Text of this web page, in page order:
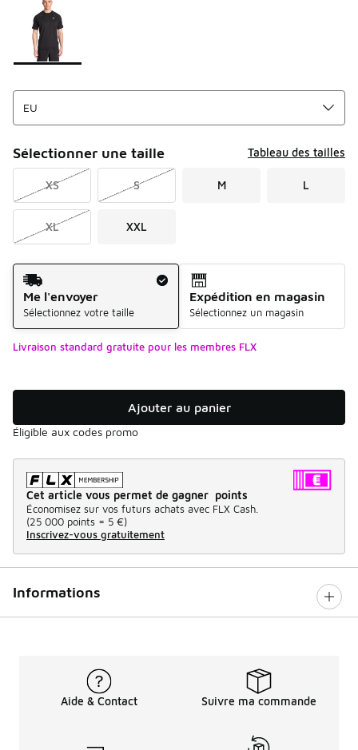
Sélectionner une taille Tableau des tailles
XS S M L
XL XXL
Mode d'expédition
Me l'envoyer
Sélectionnez votre taille
Expédition en magasin
Sélectionnez un magasin
Livraison standard gratuite pour les membres FLX
Ajouter au panier
Éligible aux codes promo
Cet article vous permet de gagner points
Économisez sur vos futurs achats avec FLX Cash.
(25 000 points = 5 €)
Inscrivez-vous gratuitement
Informations
Aide & Contact Suivre ma commande